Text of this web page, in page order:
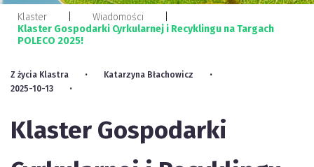
Klaster
Wiadomości
Klaster Gospodarki Cyrkularnej i Recyklingu na Targach
POLECO 2025!
Z życia Klastra
Katarzyna Błachowicz
2025-10-13
Klaster Gospodarki